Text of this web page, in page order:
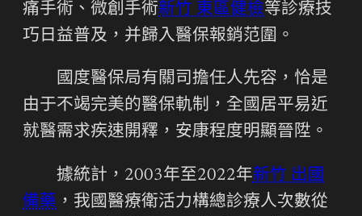
痛手術、微創手術新竹 東區健檢等診療技
巧日益普及，并歸入醫保報銷范圍。
國度醫保局有關司擔任人先容，恰是
由于不竭完美的醫保軌制，全國居平易近
就醫需求疾速開釋，安康程度明顯晉陞。
據統計，2003年至2022年新竹 出國
備藥 ，我國醫療衛活力構總診療人次數從